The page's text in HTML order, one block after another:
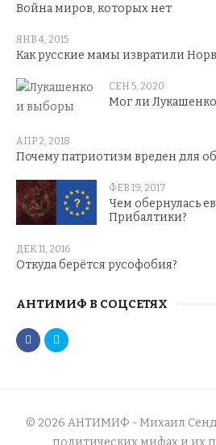
Война миров, которых нет
ЯНВ 4, 2015
Как русские мамы извратили
СЕН 5, 2020
Мог ли
АПР 2, 2018
Почему патриотизм вреден для
ФЕВ 19, 2017
Чем обернулась
Прибалтики?
ДЕК 11, 2016
Откуда берётся русофобия?
АНТИМИФ В СОЦСЕТЯХ
© 2026 АНТИМИФ - Михаил
политических мифах и их